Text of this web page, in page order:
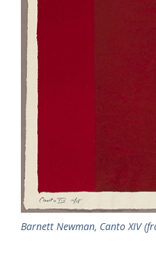
Barnett Newman, Canto XIV